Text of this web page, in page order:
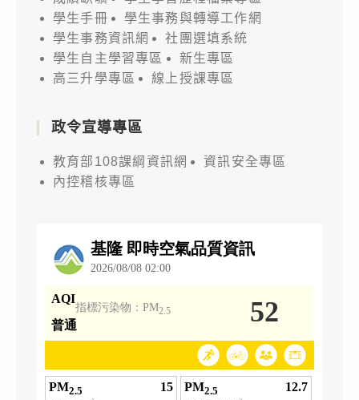
學生手冊
學生事務與轉導工作網
學生事務資訊網
社團選填系統
學生自主學習專區
新生專區
高三升學專區
線上授課專區
政令宣導專區
教育部108課綱資訊網
資訊安全專區
內控稽核專區